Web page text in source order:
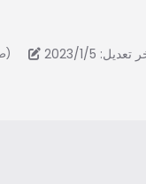
4.6/5 - (20 صوت) تعديل: 2023/1/5